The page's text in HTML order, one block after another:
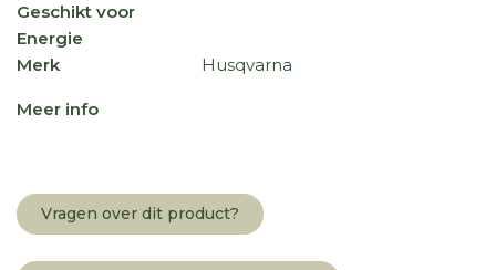
Geschikt voor
Energie
Merk
Husqvarna
Meer info
Vragen over dit product?